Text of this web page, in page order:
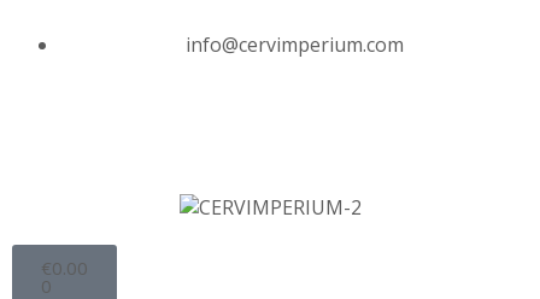
info@cervimperium.com
€0.00
0